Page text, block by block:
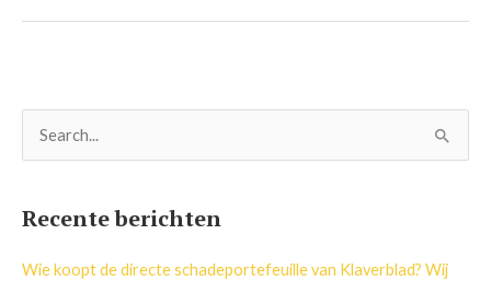
n
Recente berichten
Wie koopt de directe schadeportefeuille van Klaverblad? Wij